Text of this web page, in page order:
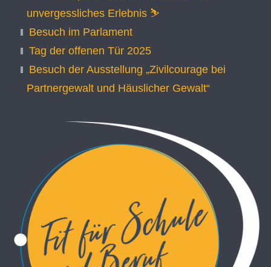
unvergessliches Erlebnis ⛷️
Besuch im Parlament
Tag der offenen Tür 2025
Besuch der Ausstellung „Zivilcourage bei
Partnergewalt und Häuslicher Gewalt“